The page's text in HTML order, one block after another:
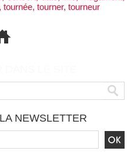
, tournée, tourner, tourneur
NEWSLETTER